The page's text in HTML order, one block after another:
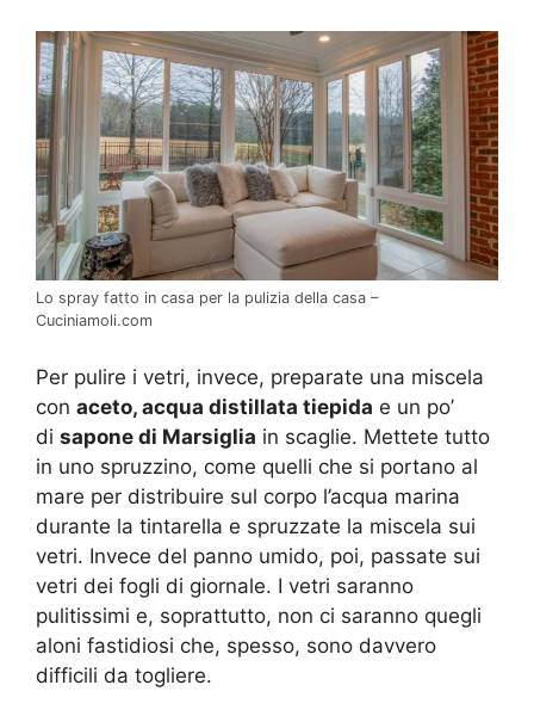
Lo spray fatto in casa per la pulizia della casa –
Cuciniamoli.com
Per pulire i vetri, invece, preparate una miscela
con aceto, acqua distillata tiepida e un po’
di sapone di Marsiglia in scaglie. Mettete tutto
in uno spruzzino, come quelli che si portano al
mare per distribuire sul corpo l’acqua marina
durante la tintarella e spruzzate la miscela sui
vetri. Invece del panno umido, poi, passate sui
vetri dei fogli di giornale. I vetri saranno
pulitissimi e, soprattutto, non ci saranno quegli
aloni fastidiosi che, spesso, sono davvero
difficili da togliere.